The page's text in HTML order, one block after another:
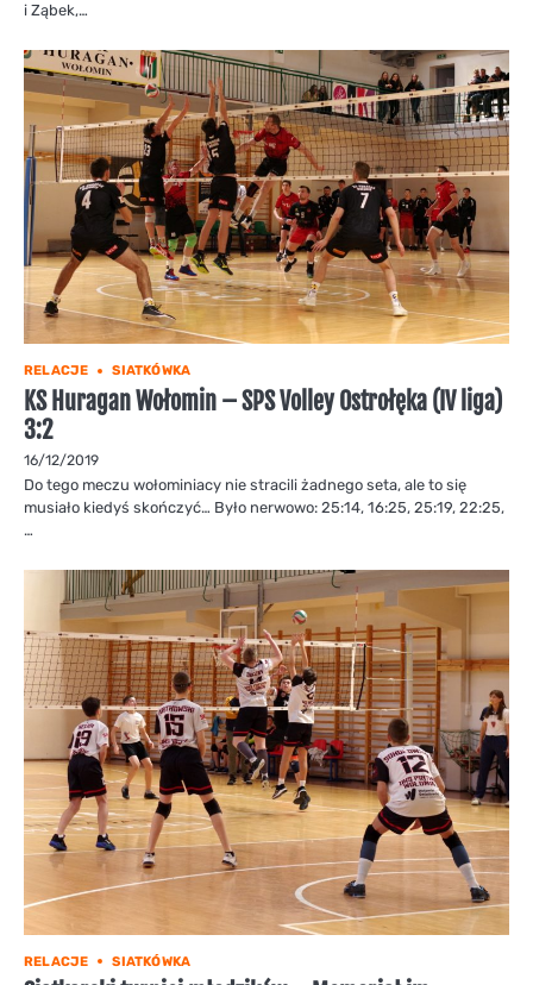
i Ząbek,…
RELACJE SIATKÓWKA
KS Huragan Wołomin – SPS Volley Ostrołęka (IV liga)
3:2
16/12/2019
Do tego meczu wołominiacy nie stracili żadnego seta, ale to się
musiało kiedyś skończyć… Było nerwowo: 25:14, 16:25, 25:19, 22:25,
…
RELACJE SIATKÓWKA